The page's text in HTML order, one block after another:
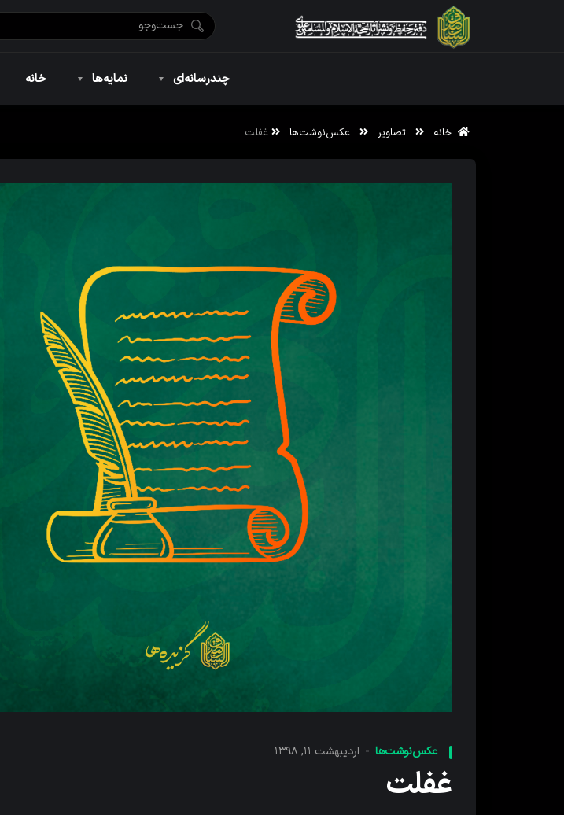
چندرسانه‌ای نمایه‌ها خانه
خانه تصاویر عکس‌نوشت‌ها غفلت
عکس‌نوشت‌ها اردیبهشت ۱۱, ۱۳۹۸
غفلت